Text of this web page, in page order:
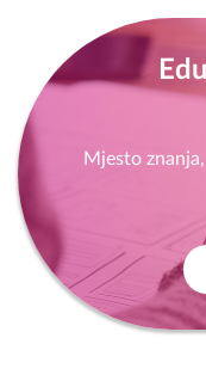
Mjesto